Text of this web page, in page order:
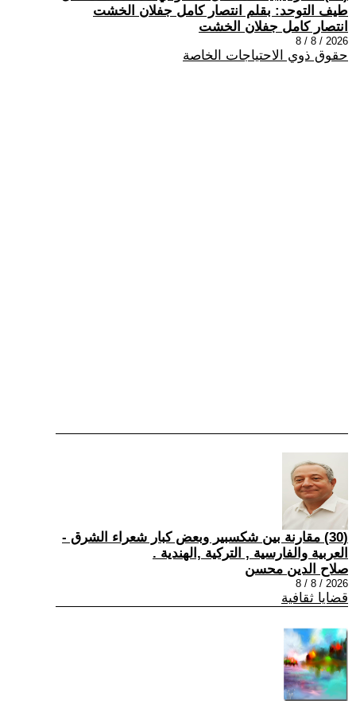
طيف التوحد: بقلم انتصار كامل جفلان الخشت
انتصار كامل جفلان الخشت
2026 / 8 / 8
حقوق ذوي الاحتياجات الخاصة
(30) مقارنة بين شكسبير وبعض كبار شعراء الشرق -
العربية والفارسية , التركية ,الهندية .
صلاح الدين محسن
2026 / 8 / 8
قضايا ثقافية